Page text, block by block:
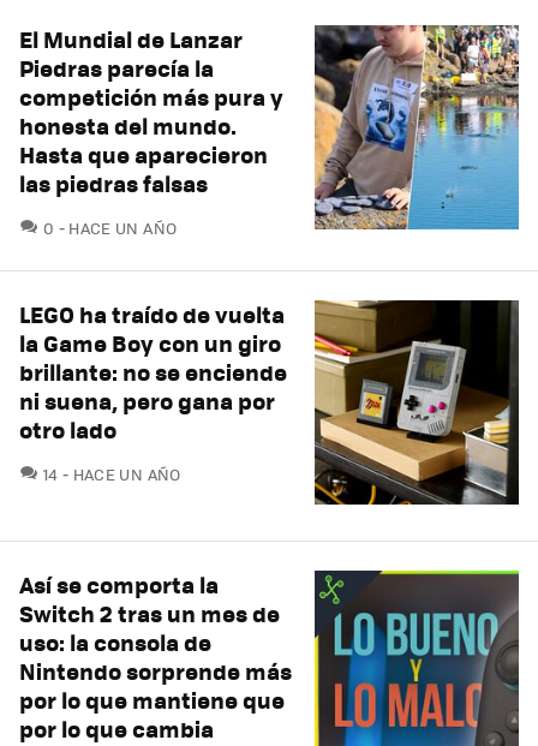
El Mundial de Lanzar
Piedras parecía la
competición más pura y
honesta del mundo.
Hasta que aparecieron
las piedras falsas
0 COMENTARIOS
HACE UN AÑO
LEGO ha traído de vuelta
la Game Boy con un giro
brillante: no se enciende
ni suena, pero gana por
otro lado
14 COMENTARIOS
HACE UN AÑO
Así se comporta la
Switch 2 tras un mes de
uso: la consola de
Nintendo sorprende más
por lo que mantiene que
por lo que cambia